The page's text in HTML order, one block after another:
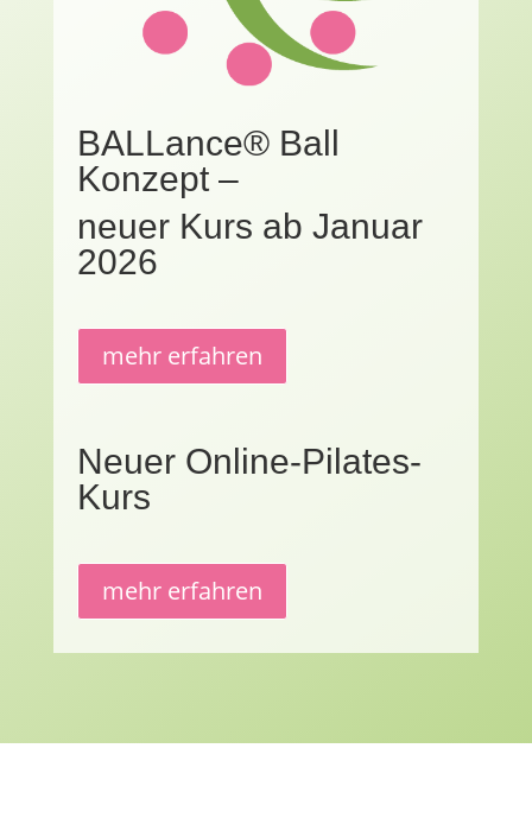
BALLance® Ball
Konzept –
neuer Kurs ab Januar
2026
mehr erfahren
Neuer Online-Pilates-
Kurs
mehr erfahren